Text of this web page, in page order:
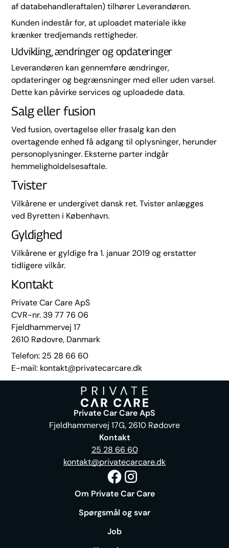
af databehandleraftalen) tilhører Leverandøren.
Kunden indestår for, at uploadet materiale ikke
krænker tredjemands rettigheder.
Udvikling, ændringer og opdateringer
Leverandøren kan gennemføre ændringer,
opdateringer og begrænsninger med eller uden varsel.
Dette kan påvirke services og uploadede data.
Salg eller fusion
Ved fusion, overtagelse eller frasalg kan den
overtagende enhed få adgang til oplysninger, herunder
personoplysninger. Eksterne parter indgår
hemmeligholdelsesaftale.
Tvister
Vilkårene er undergivet dansk ret. Tvister anlægges
ved Byretten i København.
Gyldighed
Vilkårene er gyldige fra 1. januar 2019 og erstatter
tidligere vilkår.
Kontakt
Private Car Care ApS
CVR-nr. 39 77 76 06
Fjeldhammervej 17
2610 Rødovre, Danmark
Telefon: 25 28 66 60
E-mail: kontakt@privatecarcare.dk
Private Car Care ApS
Fjeldhammervej 17G, 2610 Rødovre
Kontakt
25 28 66 60
kontakt@privatecarcare.dk
Om Private Car Care
Spørgsmål og svar
Job